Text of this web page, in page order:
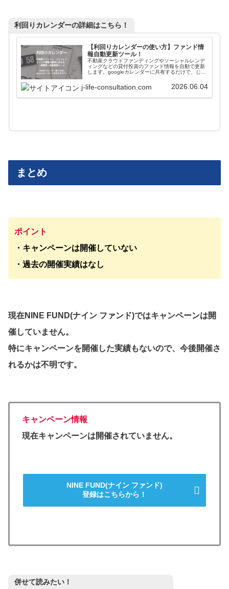
利回りカレンダーの詳細はこちら！
【利回りカレンダーの使い方】ファンド情
報自動更新ツール！
不動産クラウドファンディングやソーシャルレンデ
ィングなどの貸付投資のファンド情報を自動で更新
します。googleカレンダーに共有するだけで、じぇ
自動更新されます。使い方や導入方法を解説してい
ます。
j-life-consultation.com 2026.06.04
まとめ
ポイント
・キャンペーンは開催していない
・過去の開催実績はなし
現在NINE FUND(ナイン ファンド)ではキャンペーンは開
催していません。
特にキャンペーンを開催した実績もないので、今後開催さ
れるかは不明です。
キャンペーン情報
現在キャンペーンは開催されていません。
NINE FUND(ナイン ファンド)
登録はこちらから！
併せて読みたい！